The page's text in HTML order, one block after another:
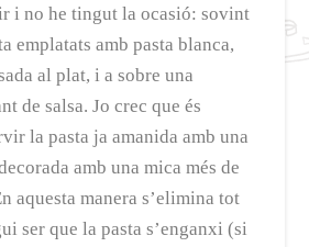
i no he tingut la ocasió: sovint
emplatats amb pasta blanca,
al plat, i a sobre una
de salsa. Jo crec que és
la pasta ja amanida amb una
amb una mica més de
aquesta manera s’elimina tot
ser que la pasta s’enganxi (si